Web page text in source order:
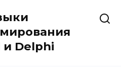
и Delphi